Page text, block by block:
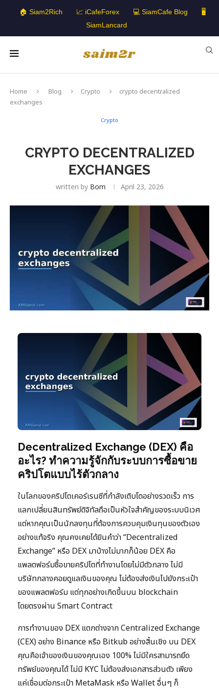
🏠 Siam2Rich 📈 iCafeForex 💻 SiamCafe Blog
🖥️
SiamLancard
Home Blog Crypto
crypto decentralized
exchanges
Crypto
CRYPTO DECENTRALIZED
EXCHANGES
written by Bom April 23, 2026
Decentralized Exchange (DEX) คือ
อะไร? ทำความรู้จักกับระบบการซื้อขาย
คริปโตแบบไร้ตัวกลาง
ในโลกของคริปโตเคอร์เรนซีที่กำลังเติบโตอย่างรวดเร็ว การ
แลกเปลี่ยนสินทรัพย์ดิจิทัลถือเป็นหัวใจสำคัญของระบบนิเวศ
แต่หากคุณเป็นนักลงทุนที่ต้องการควบคุมเงินทุนของตัวเอง
อย่างแท้จริง คุณคงเคยได้ยินคำว่า “Decentralized
Exchange” หรือ DEX มาบ้างไม่มากก็น้อย DEX คือ
แพลตฟอร์มซื้อขายคริปโตที่ทำงานโดยไม่มีตัวกลาง ไม่มี
บริษัทกลางคอยดูแลเงินของคุณ ไม่ต้องส่งเงินไปยังกระเป๋า
ของแพลตฟอร์ม แต่ทุกอย่างเกิดขึ้นบน blockchain
โดยตรงผ่าน Smart Contract
การทำงานของ DEX แตกต่างจาก Centralized Exchange
(CEX) อย่าง Binance หรือ Bitkub อย่างสิ้นเชิง บน DEX
คุณคือเจ้าของเงินของคุณเอง 100% ไม่มีใครสามารถยึด
ทรัพย์ของคุณได้ ไม่มี KYC ไม่ต้องส่งเอกสารส่วนตัว เพียง
แค่เชื่อมต่อกระเป๋า MetaMask หรือ Wallet อื่นๆ ก็